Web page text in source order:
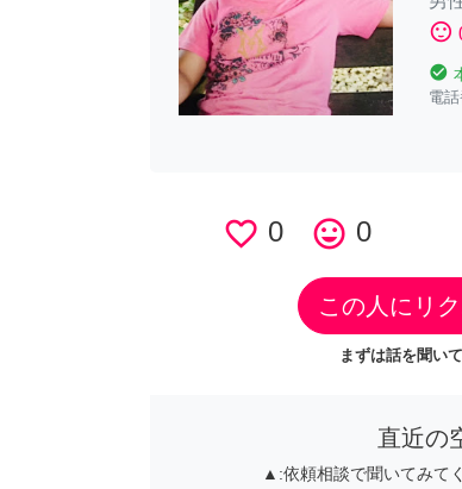
sentiment_satisfied
check_circle
電
favorite_border 0 tag_faces 0
この人にリ
まずは話を聞い
直近の
▲:依頼相談で聞いてみて